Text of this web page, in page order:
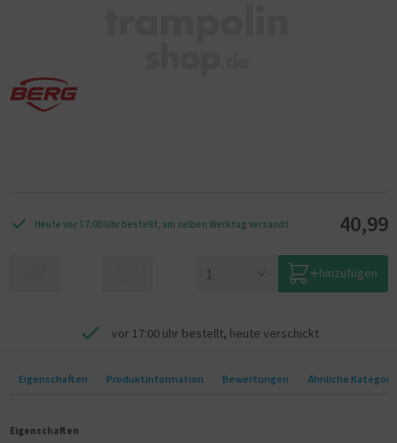
Heute vor 17:00 Uhr bestellt, am selben Werktag versandt 40,99
hinzufügen
vor 17:00 uhr bestellt, heute verschickt
Eigenschaften Produktinformation Bewertungen Ähnliche
Eigenschaften